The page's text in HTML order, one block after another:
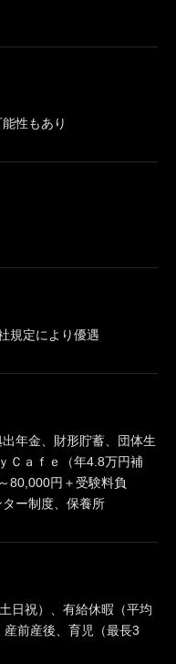
性もあり
規定により優遇
年金、財形貯蓄、団体生
Ｃａｆｅ（年4.8万円補
80,000円＋受験料負
ー制度、保養所
日祝）、有給休暇（平均
前産後、育児（最長3